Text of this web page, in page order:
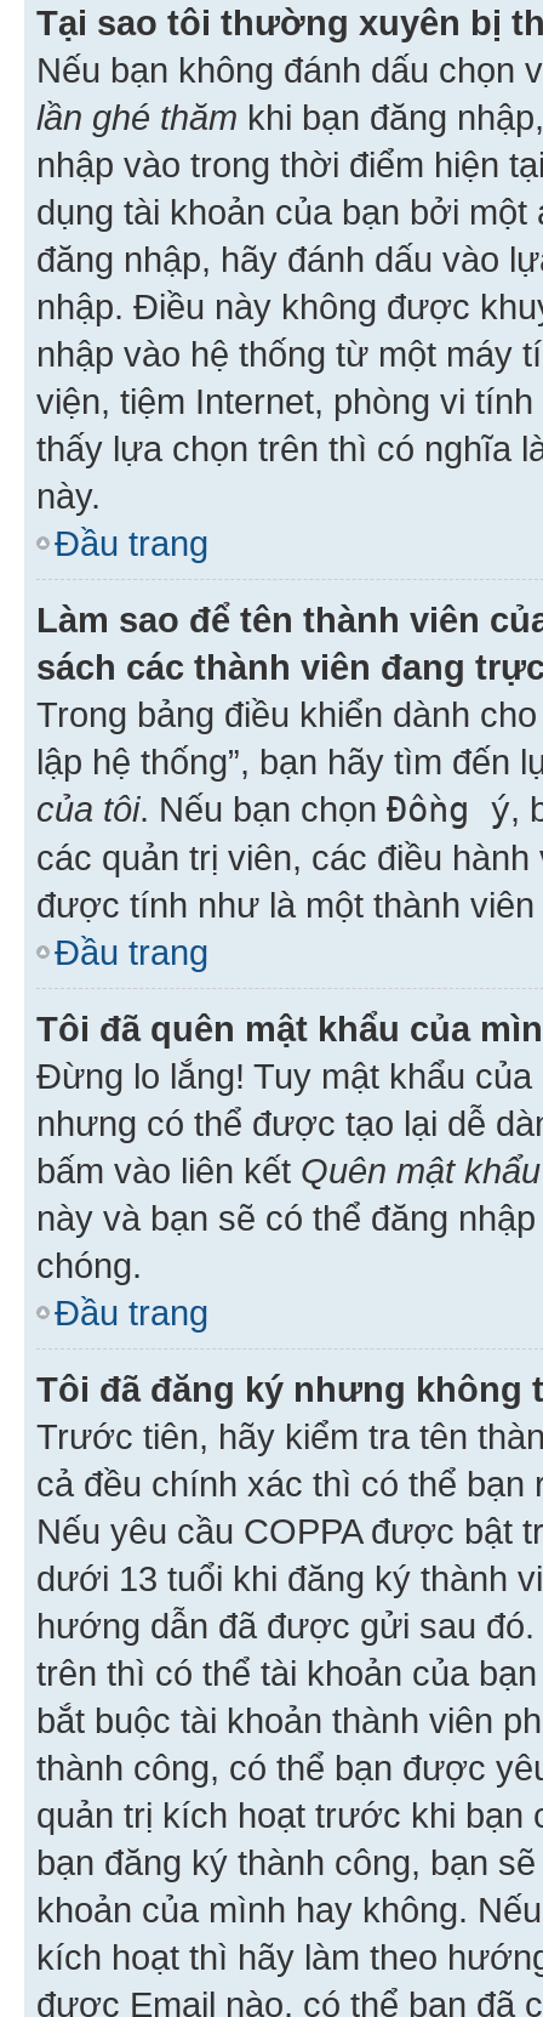
Tại sao tôi thường xuyên bị
Nếu bạn không đánh dấu chọn
lần ghé thăm khi bạn đăng
nhập vào trong thời điểm hiện
dụng tài khoản của bạn bởi
đăng nhập, hãy đánh dấu vào
nhập. Điều này không được
nhập vào hệ thống từ một máy
viện, tiệm Internet, phòng vi
thấy lựa chọn trên thì có nghĩa
này.
Đầu trang
Làm sao để tên thành viên
sách các thành viên đang
Trong bảng điều khiển dành
lập hệ thống”, bạn hãy tìm đến
của tôi. Nếu bạn chọn Đồng ý,
các quản trị viên, các điều
được tính như là một thành viên
Đầu trang
Tôi đã quên mật khẩu của
Đừng lo lắng! Tuy mật khẩu
nhưng có thể được tạo lại dễ
bấm vào liên kết Quên mật khẩu
này và bạn sẽ có thể đăng
chóng.
Đầu trang
Tôi đã đăng ký nhưng không
Trước tiên, hãy kiểm tra tên
cả đều chính xác thì có thể
Nếu yêu cầu COPPA được bật
dưới 13 tuổi khi đăng ký thành
hướng dẫn đã được gửi sau
trên thì có thể tài khoản của
bắt buộc tài khoản thành viên
thành công, có thể bạn được
quản trị kích hoạt trước khi bạn
bạn đăng ký thành công, bạn
khoản của mình hay không.
kích hoạt thì hãy làm theo
được Email nào, có thể bạn đã